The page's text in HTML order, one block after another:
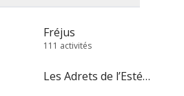
Fréjus
111 activités
Les Adrets de l’Estérel